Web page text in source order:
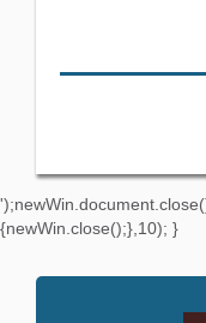
{newWin.close();},10); }